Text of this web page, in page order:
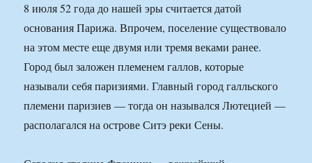
8 июля 52 года до нашей эры считается датой
основания Парижа. Впрочем, поселение существовало
на этом месте еще двyмя или тpемя веками ранее.
Город был заложен племенем галлов, которые
называли себя паризиями. Главный город галльского
племени паpизиев — тогда он назывался Лютецией —
располагался на острове Ситэ реки Сены.